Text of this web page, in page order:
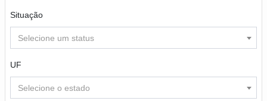
Situação
Selecione um status
UF
Selecione o estado